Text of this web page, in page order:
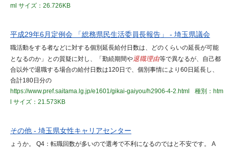
ml サイズ：26.726KB
平成29年6月定例会 「総務県民生活委員長報告」 - 埼玉県議会
職活動をする者などに対する個別延長給付日数は、どのくらいの延長が可能
となるのか」との質疑に対し、「勤続期間や退職理由等で異なるが、自己都
合以外で退職する場合の給付日数は120日で、個別事情により60日延長し、
合計180日分の
https://www.pref.saitama.lg.jp/e1601/gikai-gaiyou/h2906-4-2.html
種別：htm
サイズ：21.573KB
その他 - 埼玉県女性キャリアセンター
ょうか。 Q4：転職回数が多いので選考で不利になるのではと不安です。 A